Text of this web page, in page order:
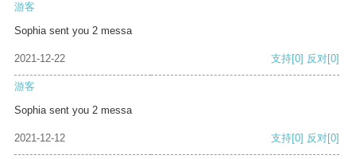
游客
Sophia sent you 2 messa
2021-12-22 支持[0] 反对[0]
游客
Sophia sent you 2 messa
2021-12-12 支持[0] 反对[0]